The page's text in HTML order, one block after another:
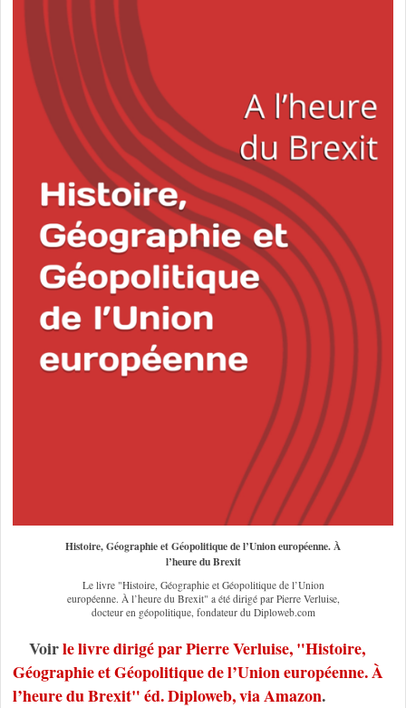
Histoire, Géographie et Géopolitique de l’Union européenne. À
l’heure du Brexit
Le livre "Histoire, Géographie et Géopolitique de l’Union
européenne. À l’heure du Brexit" a été dirigé par Pierre Verluise,
docteur en géopolitique, fondateur du Diploweb.com
Voirle livre dirigé par Pierre Verluise, "Histoire,
Géographie et Géopolitique de l’Union européenne. À
l’heure du Brexit" éd. Diploweb, via Amazon.